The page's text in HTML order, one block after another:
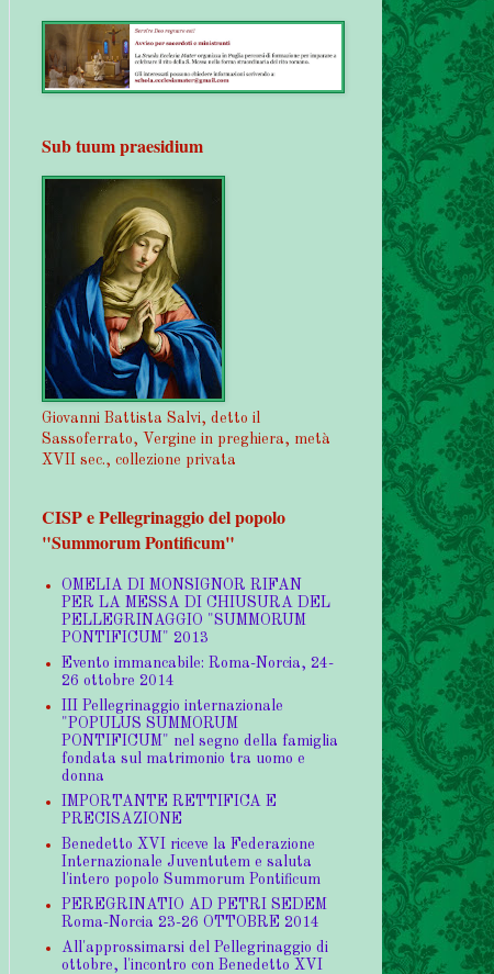
Sub tuum praesidium
Giovanni Battista Salvi, detto il
Sassoferrato, Vergine in preghiera, metà
XVII sec., collezione privata
CISP e Pellegrinaggio del popolo
"Summorum Pontificum"
OMELIA DI MONSIGNOR RIFAN
PER LA MESSA DI CHIUSURA DEL
PELLEGRINAGGIO "SUMMORUM
PONTIFICUM" 2013
Evento immancabile: Roma-Norcia, 24-
26 ottobre 2014
III Pellegrinaggio internazionale
"POPULUS SUMMORUM
PONTIFICUM" nel segno della famiglia
fondata sul matrimonio tra uomo e
donna
IMPORTANTE RETTIFICA E
PRECISAZIONE
Benedetto XVI riceve la Federazione
Internazionale Juventutem e saluta
l'intero popolo Summorum Pontificum
PEREGRINATIO AD PETRI SEDEM
Roma-Norcia 23-26 OTTOBRE 2014
All'approssimarsi del Pellegrinaggio di
ottobre, l'incontro con Benedetto XVI